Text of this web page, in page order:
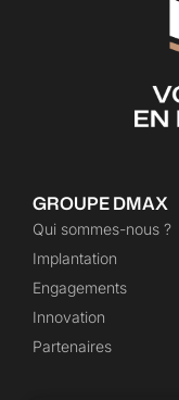
GROUPE DMAX
Qui sommes-nous ?
Implantation
Engagements
Innovation
Partenaires